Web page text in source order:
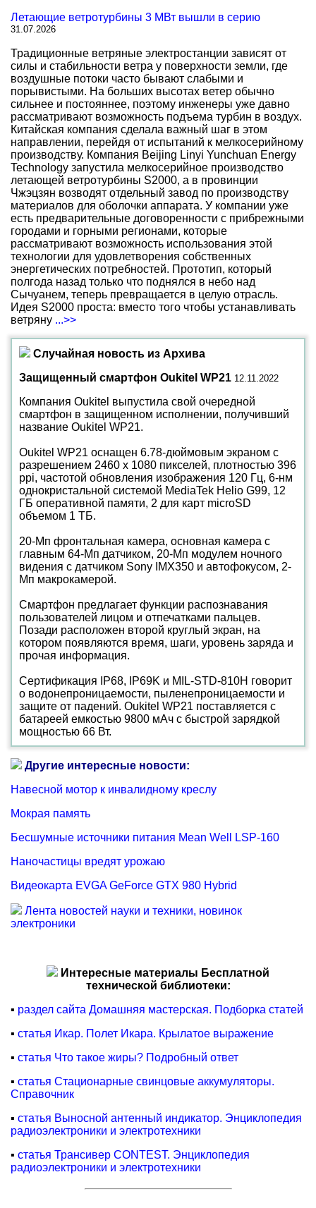
Летающие ветротурбины 3 МВт вышли в серию
31.07.2026
Традиционные ветряные электростанции зависят от
силы и стабильности ветра у поверхности земли, где
воздушные потоки часто бывают слабыми и
порывистыми. На больших высотах ветер обычно
сильнее и постояннее, поэтому инженеры уже давно
рассматривают возможность подъема турбин в воздух.
Китайская компания сделала важный шаг в этом
направлении, перейдя от испытаний к мелкосерийному
производству. Компания Beijing Linyi Yunchuan Energy
Technology запустила мелкосерийное производство
летающей ветротурбины S2000, а в провинции
Чжэцзян возводят отдельный завод по производству
материалов для оболочки аппарата. У компании уже
есть предварительные договоренности с прибрежными
городами и горными регионами, которые
рассматривают возможность использования этой
технологии для удовлетворения собственных
энергетических потребностей. Прототип, который
полгода назад только что поднялся в небо над
Сычуанем, теперь превращается в целую отрасль.
Идея S2000 проста: вместо того чтобы устанавливать
ветряну ...>>
Случайная новость из Архива
Защищенный смартфон Oukitel WP21 12.11.2022
Компания Oukitel выпустила свой очередной
смартфон в защищенном исполнении, получивший
название Oukitel WP21.
Oukitel WP21 оснащен 6.78-дюймовым экраном с
разрешением 2460 х 1080 пикселей, плотностью 396
ppi, частотой обновления изображения 120 Гц, 6-нм
однокристальной системой MediaTek Helio G99, 12
ГБ оперативной памяти, 2 для карт microSD
объемом 1 ТБ.
20-Мп фронтальная камера, основная камера с
главным 64-Мп датчиком, 20-Мп модулем ночного
видения с датчиком Sony IMX350 и автофокусом, 2-
Мп макрокамерой.
Смартфон предлагает функции распознавания
пользователей лицом и отпечатками пальцев.
Позади расположен второй круглый экран, на
котором появляются время, шаги, уровень заряда и
прочая информация.
Сертификация IP68, IP69K и MIL-STD-810H говорит
о водонепроницаемости, пыленепроницаемости и
защите от падений. Oukitel WP21 поставляется с
батареей емкостью 9800 мАч с быстрой зарядкой
мощностью 66 Вт.
Другие интересные новости:
Навесной мотор к инвалидному креслу
Мокрая память
Бесшумные источники питания Mean Well LSP-160
Наночастицы вредят урожаю
Видеокарта EVGA GeForce GTX 980 Hybrid
Лента новостей науки и техники, новинок
электроники
Интересные материалы Бесплатной
технической библиотеки:
▪ раздел сайта Домашняя мастерская. Подборка статей
▪ статья Икар. Полет Икара. Крылатое выражение
▪ статья Что такое жиры? Подробный ответ
▪ статья Стационарные свинцовые аккумуляторы.
Справочник
▪ статья Выносной антенный индикатор. Энциклопедия
радиоэлектроники и электротехники
▪ статья Трансивер CONTEST. Энциклопедия
радиоэлектроники и электротехники